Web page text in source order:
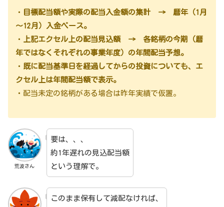
・ 目標配当額や実際の配当入金額の集計 → 暦年（1月
～12月）入金ベース。
・
上記エクセル上の配当見込額 → 各銘柄の今期（暦
年ではなくそれぞれの事業年度）の年間配当予想。
・ 既に配当基準日を経過してからの投資についても、エ
クセル上は年間配当額で表示。
・配当未定の銘柄がある場合は昨年実績で仮置。
荒波さん
要は、、、
約1年遅れの見込配当額
という理解で。
このまま保有して減配なければ、